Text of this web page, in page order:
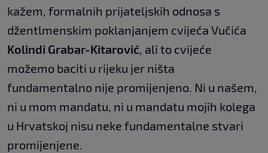
kažem, formalnih prijateljskih odnosa s
džentlmenskim poklanjanjem cvijeća Vučića
Kolindi Grabar-Kitarović, ali to cvijeće
možemo baciti u rijeku jer ništa
fundamentalno nije promijenjeno. Ni u našem,
ni u mom mandatu, ni u mandatu mojih kolega
u Hrvatskoj nisu neke fundamentalne stvari
promijenjene.